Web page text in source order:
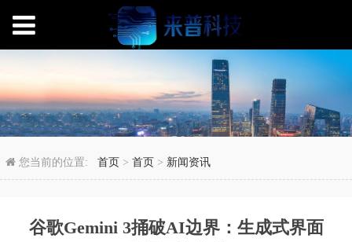
谷歌Gemini 3捅破AI边
您当前的位置:首页 >首页 > 新闻资讯
谷歌Gemini 3捅破AI边界：生成式界面